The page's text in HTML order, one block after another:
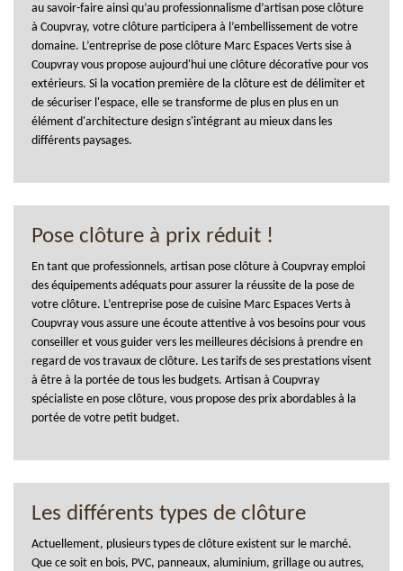
au savoir-faire ainsi qu’au professionnalisme d’artisan pose clôture
à Coupvray, votre clôture participera à l’embellissement de votre
domaine. L’entreprise de pose clôture Marc Espaces Verts sise à
Coupvray vous propose aujourd'hui une clôture décorative pour vos
extérieurs. Si la vocation première de la clôture est de délimiter et
de sécuriser l'espace, elle se transforme de plus en plus en un
élément d'architecture design s'intégrant au mieux dans les
différents paysages.
Pose clôture à prix réduit !
En tant que professionnels, artisan pose clôture à Coupvray emploi
des équipements adéquats pour assurer la réussite de la pose de
votre clôture. L’entreprise pose de cuisine Marc Espaces Verts à
Coupvray vous assure une écoute attentive à vos besoins pour vous
conseiller et vous guider vers les meilleures décisions à prendre en
regard de vos travaux de clôture. Les tarifs de ses prestations visent
à être à la portée de tous les budgets. Artisan à Coupvray
spécialiste en pose clôture, vous propose des prix abordables à la
portée de votre petit budget.
Les différents types de clôture
Actuellement, plusieurs types de clôture existent sur le marché.
Que ce soit en bois, PVC, panneaux, aluminium, grillage ou autres,